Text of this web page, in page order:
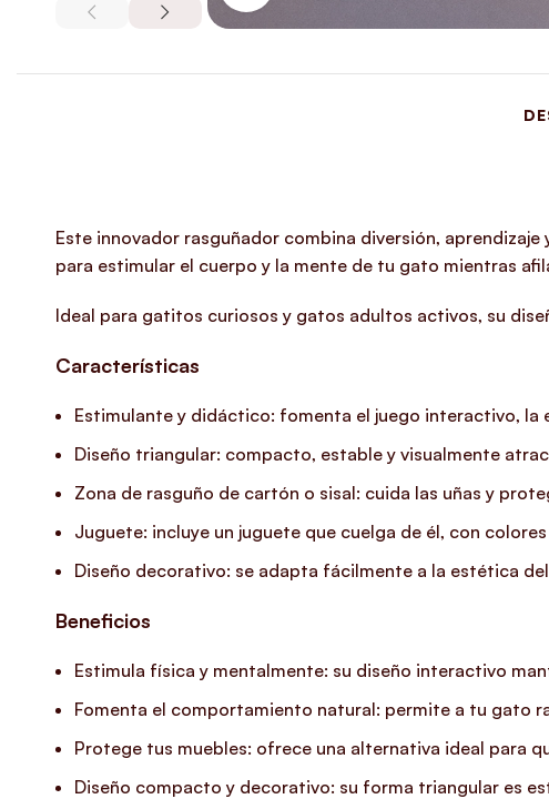
Este innovador rasguñador combina diversión,
para estimular el cuerpo y la mente de tu gato mientras
Ideal para gatitos curiosos y gatos adultos activos, su
Características
Estimulante y didáctico: fomenta el juego interactivo, la
Diseño triangular: compacto, estable y visualmente
Zona de rasguño de cartón o sisal: cuida las uñas y
Juguete: incluye un juguete que cuelga de él, con
Diseño decorativo: se adapta fácilmente a la estética
Beneficios
Estimula física y mentalmente: su diseño interactivo
Fomenta el comportamiento natural: permite a tu gato
Protege tus muebles: ofrece una alternativa ideal para
Diseño compacto y decorativo: su forma triangular es